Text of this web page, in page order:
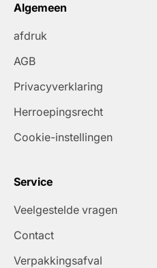
Algemeen
afdruk
AGB
Privacyverklaring
Herroepingsrecht
Cookie-instellingen
Service
Veelgestelde vragen
Contact
Verpakkingsafval